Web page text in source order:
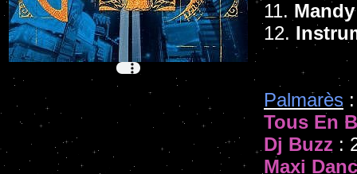
11.
12.
Palmarès :
Tous En
Dj Buzz :
Maxi